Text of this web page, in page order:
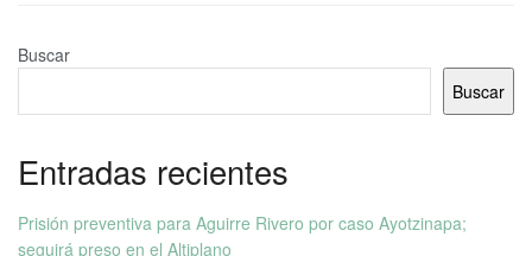
Buscar
Buscar
Entradas recientes
Prisión preventiva para Aguirre Rivero por caso Ayotzinapa;
seguirá preso en el Altiplano